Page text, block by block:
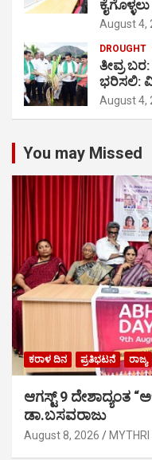
August 4,
DROUGHT
ತೀವ್ರ
ಭರಿಸಲಿ:
August 4,
You may Missed
ಕರಾಳ ದಿನ ಪ್ರತಿಭಟನೆ ರಾಜ್ಯ
ಆಗಸ್ಟ್ 9 ದೇಶಾದ್ಯಂತ
ಡಾ.ಬಸವರಾಜು
August 8, 2026 MYTHRI